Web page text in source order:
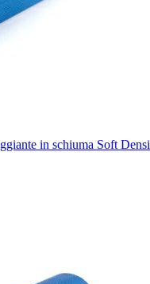
in schiuma Soft